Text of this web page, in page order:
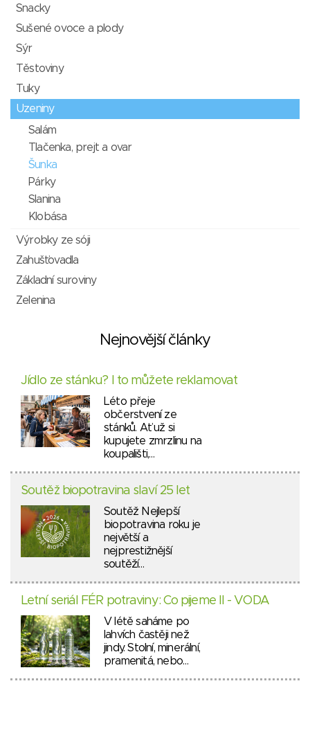
Snacky
Sušené ovoce a plody
Sýr
Těstoviny
Tuky
Uzeniny
Salám
Tlačenka, prejt a ovar
Šunka
Párky
Slanina
Klobása
Výrobky ze sóji
Zahušťovadla
Základní suroviny
Zelenina
Nejnovější články
Jídlo ze stánku? I to můžete reklamovat
Léto přeje
občerstvení ze
stánků. Ať už si
kupujete zmrzlinu na
koupališti,…
Soutěž biopotravina slaví 25 let
Soutěž Nejlepší
biopotravina roku je
největší a
nejprestižnější
soutěží…
Letní seriál FÉR potraviny: Co pijeme II - VODA
V létě saháme po
lahvích častěji než
jindy. Stolní, minerální,
pramenitá, nebo…